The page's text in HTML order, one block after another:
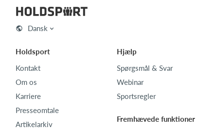
Dansk
Holdsport
Kontakt
Om os
Karriere
Presseomtale
Artikelarkiv
Hjælp
Spørgsmål & Svar
Webinar
Sportsregler
Fremhævede funktioner